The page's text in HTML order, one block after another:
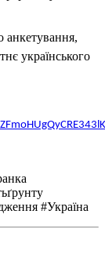
анкетування,
українського
#Україна